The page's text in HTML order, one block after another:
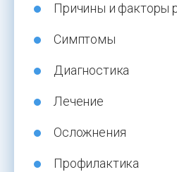
Причины и факторы
Симптомы
Диагностика
Лечение
Осложнения
Профилактика